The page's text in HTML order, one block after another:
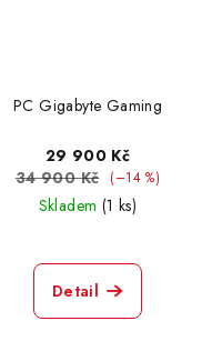
PC Gigabyte Gaming
29 900 Kč
34 900 Kč (–14 %)
Skladem (1 ks)
Detail